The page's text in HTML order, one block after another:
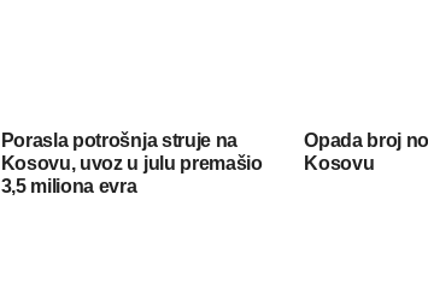
Porasla potrošnja struje na
Kosovu, uvoz u julu premašio
3,5 miliona evra
Opada broj
Kosovu